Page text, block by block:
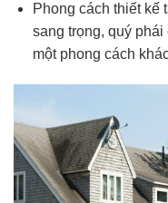
Phong cách thiết kế
sang trọng, quý
một phong cách